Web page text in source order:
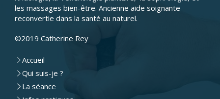
les massages bien-être. Ancienne aide soignante
reconvertie dans la santé au naturel.
©2019 Catherine Rey
Accueil
Qui suis-je ?
La séance